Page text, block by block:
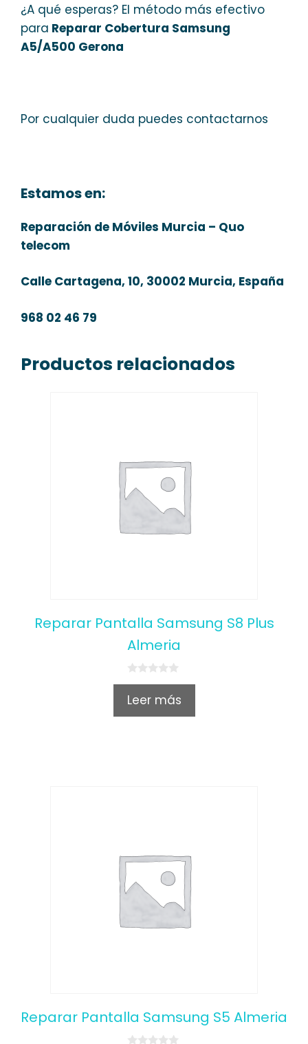
¿A qué esperas? El método más efectivo
para Reparar Cobertura Samsung
A5/A500 Gerona
Por cualquier duda puedes contactarnos
Estamos en:
Reparación de Móviles Murcia – Quo
telecom
Calle Cartagena, 10, 30002 Murcia, España
968 02 46 79
Productos relacionados
Reparar Pantalla Samsung S8 Plus
Almeria
0
u
Leer más
Reparar Pantalla Samsung S5 Almeria